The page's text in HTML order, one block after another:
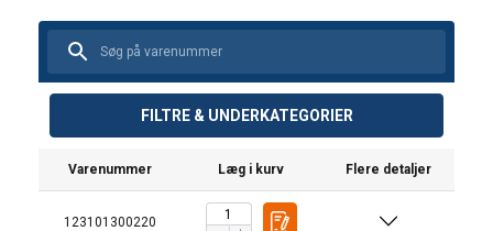
FILTRE & UNDERKATEGORIER
Varenummer Læg i kurv Flere detaljer
123101300220